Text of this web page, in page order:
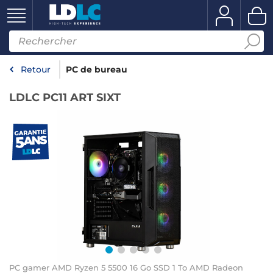
Retour PC de bureau
LDLC PC11 ART SIXT
PC gamer AMD Ryzen 5 5500 16 Go SSD 1 To AMD Radeon